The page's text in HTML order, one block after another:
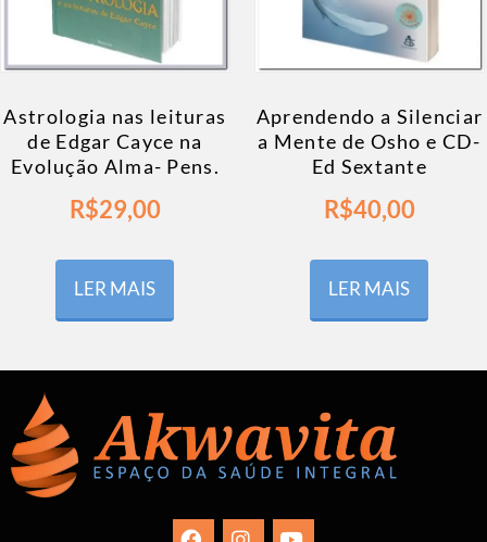
Astrologia nas leituras
de Edgar Cayce na
Evolução Alma- Pens.
R$29,00
LER MAIS
Aprendendo a Silenciar
a Mente de Osho e CD-
Ed Sextante
R$40,00
LER MAIS